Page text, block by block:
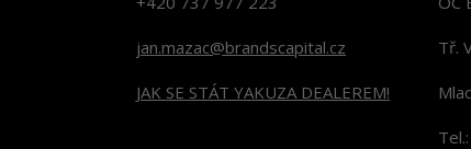
jan.mazac@brandscapital.cz
JAK SE STÁT YAKUZA DEALEREM!
Tř.